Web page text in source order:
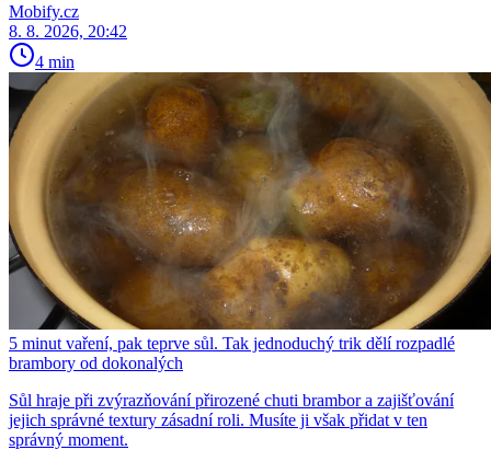
Mobify.cz
8. 8. 2026, 20:42
4 min
5 minut vaření, pak teprve sůl. Tak jednoduchý trik dělí rozpadlé
brambory od dokonalých
Sůl hraje při zvýrazňování přirozené chuti brambor a zajišťování
jejich správné textury zásadní roli. Musíte ji však přidat v ten
správný moment.